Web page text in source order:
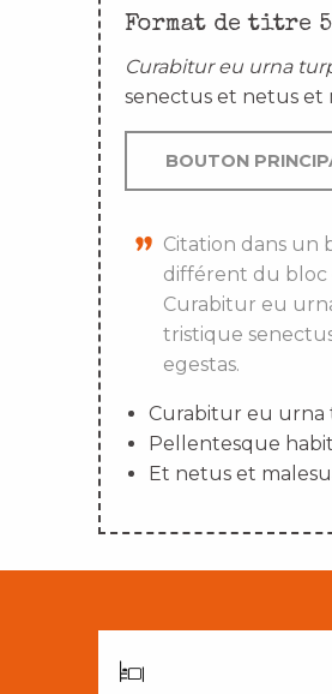
Format de titre 5
Curabitur eu urna
senectus et netus et
BOUTON
Citation dans un
différent du bloc
Curabitur eu
tristique
egestas.
Curabitur eu urna
Pellentesque
Et netus et